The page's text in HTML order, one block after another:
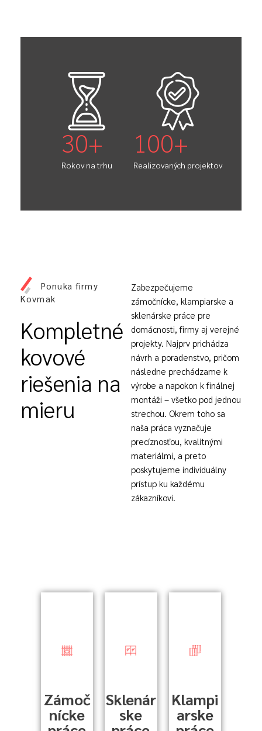
30+
Rokov na trhu
100+
Realizovaných projektov
Ponuka firmy
Kovmak
Kompletné
kovové
riešenia na
mieru
Zabezpečujeme
zámočnícke, klampiarske a
sklenárske práce pre
domácnosti, firmy aj verejné
projekty. Najprv prichádza
návrh a poradenstvo, pričom
následne prechádzame k
výrobe a napokon k finálnej
montáži – všetko pod jednou
strechou. Okrem toho sa
naša práca vyznačuje
precíznosťou, kvalitnými
materiálmi, a preto
poskytujeme individuálny
prístup ku každému
zákazníkovi.
Zámoč
nícke
Sklenár
ske
Klampi
arske